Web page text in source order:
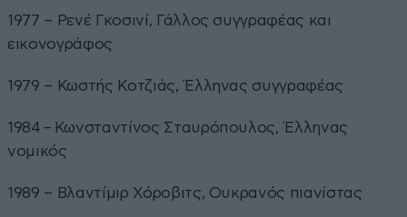
1977 – Ρενέ Γκοσινί, Γάλλος συγγραφέας και
εικονογράφος
1979 – Κωστής Κοτζιάς, Έλληνας συγγραφέας
1984 – Κωνσταντίνος Σταυρόπουλος, Έλληνας
νομικός
1989 – Βλαντίμιρ Χόροβιτς, Ουκρανός πιανίστας